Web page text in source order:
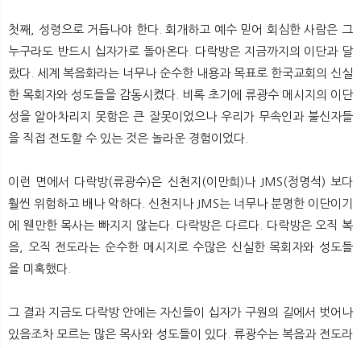
첫째, 성령으로 거듭나야 한다. 회개하고 예수 믿어 회심한 사람은 그
누구라도 반드시 십자가로 돌아온다. 다락방은 지금까지의 이단과 달
랐다. 세계 복음화라는 너무나 순수한 내용과 목표로 한국교회의 신실
한 목회자와 성도들을 감동시켰다. 비록 초기에 류광수 메시지의 이단
성을 알아차리지 못함은 큰 잘못이었으나 우리가 무속인과 불신자들
을 직접 전도할 수 있는 것은 놀라운 경험이었다.
이런 면에서 다락방(류광수)은 신천지(이만희)나 JMS(정명석) 보다
훨씬 위험하고 배나 악하다. 신천지나 JMS는 너무나 분명한 이단이기
에 웬만한 목사는 빠지지 않는다. 다락방은 다르다. 다락방은 오직 복
음, 오직 전도라는 순수한 메시지로 수많은 신실한 목회자와 성도들
을 미혹했다.
그 결과 지금도 다락방 안에는 자신들이 십자가 구원의 길에서 벗어나
있음조차 모르는 많은 목사와 성도들이 있다. 류광수는 복음과 전도라